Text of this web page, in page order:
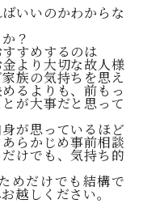
いいのかわからな
？
すめするのは
より大切な故人様
族の気持ちを思え
るよりも、前もっ
が大事だと思って
が思っているほど
らかじめ事前相談
けでも、気持ち的
めだけでも結構で
越しください。